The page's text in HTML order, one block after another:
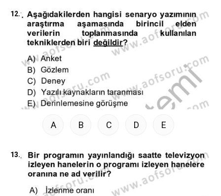
12.
A B C D E
13.